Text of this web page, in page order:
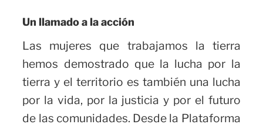
Un llamado a la acción
Las mujeres que trabajamos la tierra
hemos demostrado que la lucha por la
tierra y el territorio es también una lucha
por la vida, por la justicia y por el futuro
de las comunidades. Desde la Plataforma